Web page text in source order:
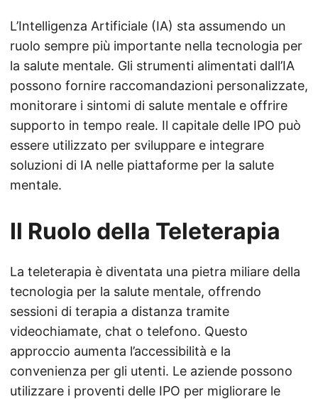
L’Intelligenza Artificiale (IA) sta assumendo un
ruolo sempre più importante nella tecnologia per
la salute mentale. Gli strumenti alimentati dall’IA
possono fornire raccomandazioni personalizzate,
monitorare i sintomi di salute mentale e offrire
supporto in tempo reale. Il capitale delle IPO può
essere utilizzato per sviluppare e integrare
soluzioni di IA nelle piattaforme per la salute
mentale.
Il Ruolo della Teleterapia
La teleterapia è diventata una pietra miliare della
tecnologia per la salute mentale, offrendo
sessioni di terapia a distanza tramite
videochiamate, chat o telefono. Questo
approccio aumenta l’accessibilità e la
convenienza per gli utenti. Le aziende possono
utilizzare i proventi delle IPO per migliorare le